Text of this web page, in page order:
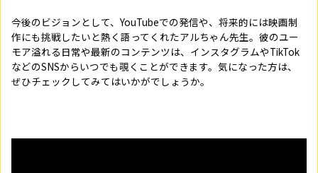
今後のビジョンとして、YouTubeでの発信や、将来的には映画制
作にも挑戦したいと熱く語ってくれたアルちゃん先生。彼のユー
モア溢れる日常や最新のコンテンツは、インスタグラムやTikTok
などのSNSからいつでも覗くことができます。気になった方は、
ぜひチェックしてみてはいかがでしょうか。